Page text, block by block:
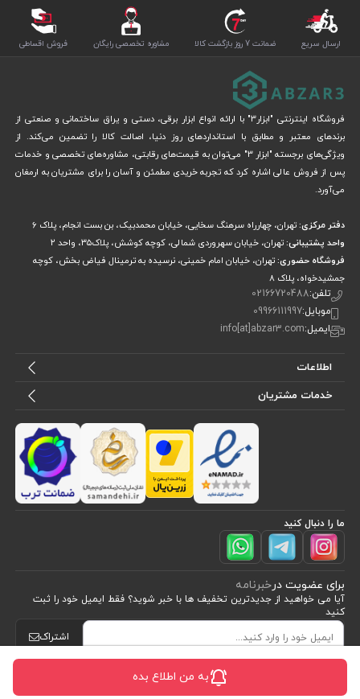
به من اطلاع بده
ارسال سریع ضمانت 7 روز بازگشت کالا مشاوره تخصصی رایگان فروش اقساطی
فروشگاه اینترنتی "ابزار3" با ارائه انواع ابزار برقی، دستی و یراق ساختمانی و صنعتی از
برندهای معتبر و مطابق با استانداردهای روز دنیا، اصالت کالا را تضمین می‌کند. از
ویژگی‌های برجسته "ابزار 3" می‌توان به قیمت‌های رقابتی، مشاوره‌های تخصصی و خدمات
پس از فروش عالی اشاره کرد که تجربه خریدی مطمئن و آسان را برای مشتریان به ارمغان
می‌آورد.
دفتر مرکزی:تهران، چهارراه سرهنگ سخایی، خیابان محمدبیک، بن بست انجام، پلاک 6
واحد پشتیبانی:تهران، خیابان سهروردی شمالی، کوچه کوشش، پلاک۳۵، واحد ۲
فروشگاه حضوری:تهران، خیابان امام خمینی، نرسیده به ترمینال فیاض بخش، کوچه
جمشیدخواه، پلاک ۸
تلفن:02166720488
موبایل:09966111997
ایمیل:info[at]abzar3.com
اطلاعات
خدمات مشتریان
ما را دنبال کنید
برای عضویت درخبرنامه
آیا می خواهید از جدید‌ترین تخفیف‌ ها با‌ خبر شوید؟ فقط ایمیل خود را ثبت
کنید
اشتراک
طراحی، توسعه و اجرای فروشگاه اینترنتی توسط:آریو وب
Powered by nopCommerce